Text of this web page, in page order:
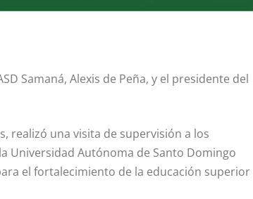
Samaná, Alexis de Peña, y el presidente del
realizó una visita de supervisión a los
Universidad Autónoma de Santo Domingo
el fortalecimiento de la educación superior